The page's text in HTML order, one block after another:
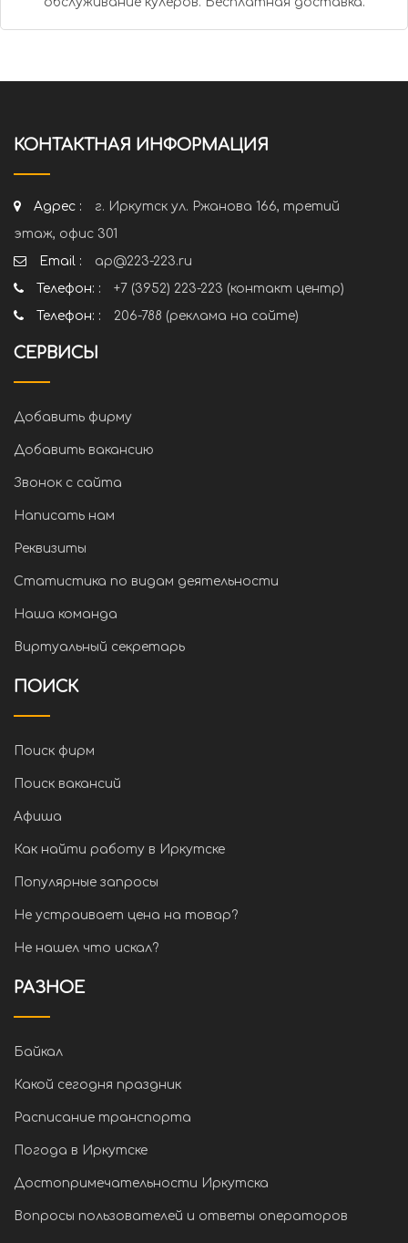
КОНТАКТНАЯ ИНФОРМАЦИЯ
Адрес :
г. Иркутск ул. Ржанова 166, третий
этаж, офис 301
Email :
ap@223-223.ru
Телефон: :
+7 (3952) 223-223 (контакт центр)
Телефон: :
206-788 (реклама на сайте)
СЕРВИСЫ
Добавить фирму
Добавить вакансию
Звонок с сайта
Написать нам
Реквизиты
Статистика по видам деятельности
Наша команда
Виртуальный секретарь
ПОИСК
Поиск фирм
Поиск вакансий
Афиша
Как найти работу в Иркутске
Популярные запросы
Не устраивает цена на товар?
Не нашел что искал?
РАЗНОЕ
Байкал
Какой сегодня праздник
Расписание транспорта
Погода в Иркутске
Достопримечательности Иркутска
Вопросы пользователей и ответы операторов